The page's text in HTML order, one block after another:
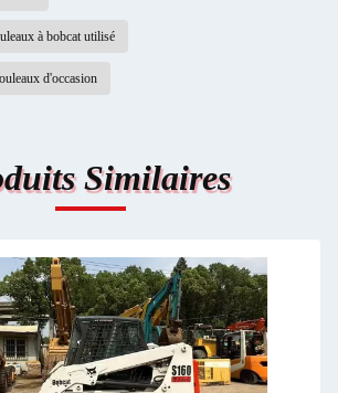
à bobcat utilisé
d'occasion
Similaires